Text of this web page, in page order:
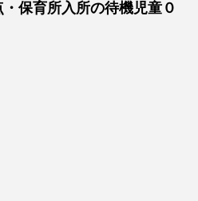
保育所入所の待機児童０